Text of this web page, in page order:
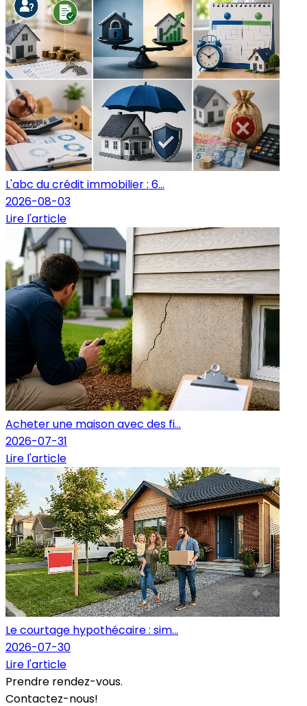
L'abc du crédit immobilier : 6...
2026-08-03
Lire l'article
Acheter une maison avec des fi...
2026-07-31
Lire l'article
Le courtage hypothécaire : sim...
2026-07-30
Lire l'article
Prendre rendez-vous.
Contactez-nous!